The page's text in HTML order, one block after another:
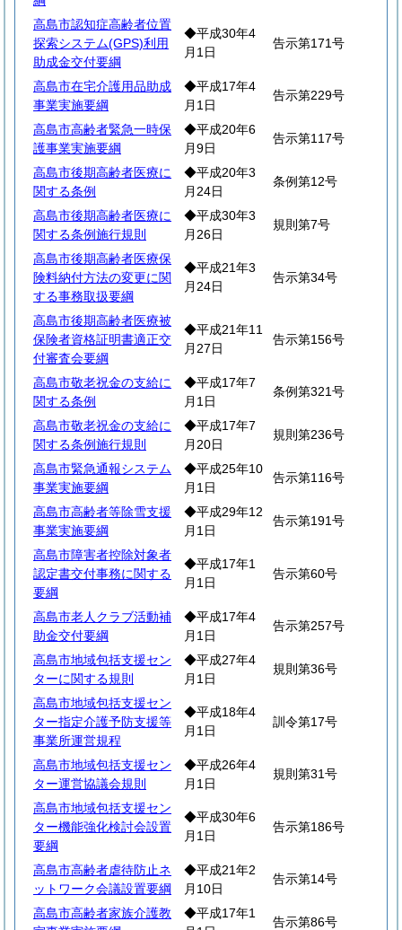
高島市認知症高齢者位置
探索システム(GPS)利用
助成金交付要綱
◆平成30年4
月1日
告示第171号
高島市在宅介護用品助成
事業実施要綱
◆平成17年4
月1日
告示第229号
高島市高齢者緊急一時保
護事業実施要綱
◆平成20年6
月9日
告示第117号
高島市後期高齢者医療に
関する条例
◆平成20年3
月24日
条例第12号
高島市後期高齢者医療に
関する条例施行規則
◆平成30年3
月26日
規則第7号
高島市後期高齢者医療保
険料納付方法の変更に関
する事務取扱要綱
◆平成21年3
月24日
告示第34号
高島市後期高齢者医療被
保険者資格証明書適正交
付審査会要綱
◆平成21年11
月27日
告示第156号
高島市敬老祝金の支給に
関する条例
◆平成17年7
月1日
条例第321号
高島市敬老祝金の支給に
関する条例施行規則
◆平成17年7
月20日
規則第236号
高島市緊急通報システム
事業実施要綱
◆平成25年10
月1日
告示第116号
高島市高齢者等除雪支援
事業実施要綱
◆平成29年12
月1日
告示第191号
高島市障害者控除対象者
認定書交付事務に関する
要綱
◆平成17年1
月1日
告示第60号
高島市老人クラブ活動補
助金交付要綱
◆平成17年4
月1日
告示第257号
高島市地域包括支援セン
ターに関する規則
◆平成27年4
月1日
規則第36号
高島市地域包括支援セン
ター指定介護予防支援等
事業所運営規程
◆平成18年4
月1日
訓令第17号
高島市地域包括支援セン
ター運営協議会規則
◆平成26年4
月1日
規則第31号
高島市地域包括支援セン
ター機能強化検討会設置
要綱
◆平成30年6
月1日
告示第186号
高島市高齢者虐待防止ネ
ットワーク会議設置要綱
◆平成21年2
月10日
告示第14号
高島市高齢者家族介護教
◆平成17年1
告示第86号